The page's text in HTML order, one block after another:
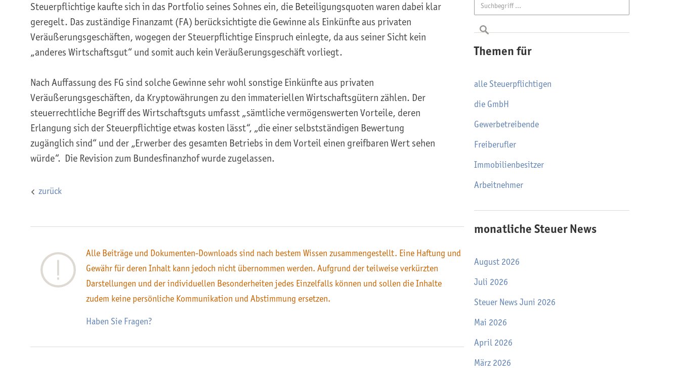
Steuerpflichtige kaufte sich in das Portfolio seines Sohnes ein, die Beteiligungsquoten waren dabei klar
geregelt. Das zuständige Finanzamt (FA) berücksichtigte die Gewinne als Einkünfte aus privaten
Veräußerungsgeschäften, wogegen der Steuerpflichtige Einspruch einlegte, da aus seiner Sicht kein
„anderes Wirtschaftsgut“ und somit auch kein Veräußerungsgeschäft vorliegt.
Nach Auffassung des FG sind solche Gewinne sehr wohl sonstige Einkünfte aus privaten
Veräußerungsgeschäften, da Kryptowährungen zu den immateriellen Wirtschaftsgütern zählen. Der
steuerrechtliche Begriff des Wirtschaftsguts umfasst „sämtliche vermögenswerten Vorteile, deren
Erlangung sich der Steuerpflichtige etwas kosten lässt“, „die einer selbstständigen Bewertung
zugänglich sind“ und der „Erwerber des gesamten Betriebs in dem Vorteil einen greifbaren Wert sehen
würde“. Die Revision zum Bundesfinanzhof wurde zugelassen.
zurück
Alle Beiträge und Dokumenten-Downloads sind nach bestem Wissen zusammengestellt. Eine Haftung und
Gewähr für deren Inhalt kann jedoch nicht übernommen werden. Aufgrund der teilweise verkürzten
Darstellungen und der individuellen Besonderheiten jedes Einzelfalls können und sollen die Inhalte
zudem keine persönliche Kommunikation und Abstimmung ersetzen.
Haben Sie Fragen?
Themen für
alle Steuerpflichtigen
die GmbH
Gewerbetreibende
Freiberufler
Immobilienbesitzer
Arbeitnehmer
monatliche Steuer News
August 2026
Juli 2026
Steuer News Juni 2026
Mai 2026
April 2026
März 2026